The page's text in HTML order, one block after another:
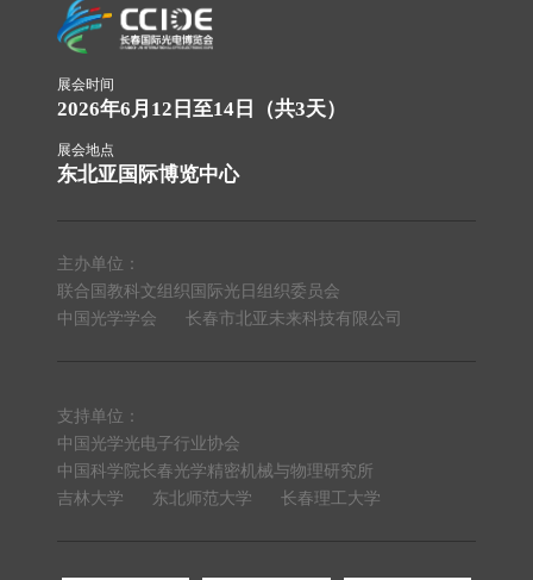
展会时间
2026年6月12日至14日（共3天）
展会地点
东北亚国际博览中心
主办单位：
联合国教科文组织国际光日组织委员会
中国光学学会
长春市北亚未来科技有限公司
支持单位：
中国光学光电子行业协会
中国科学院长春光学精密机械与物理研究所
吉林大学
东北师范大学 长春理工大学